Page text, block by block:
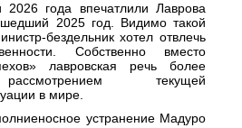
года впечатлили Лаврова
2025 год. Видимо такой
бездельник хотел отвлечь
Собственно вместо
лавровская речь более
текущей
в мире.
устранение Мадуро